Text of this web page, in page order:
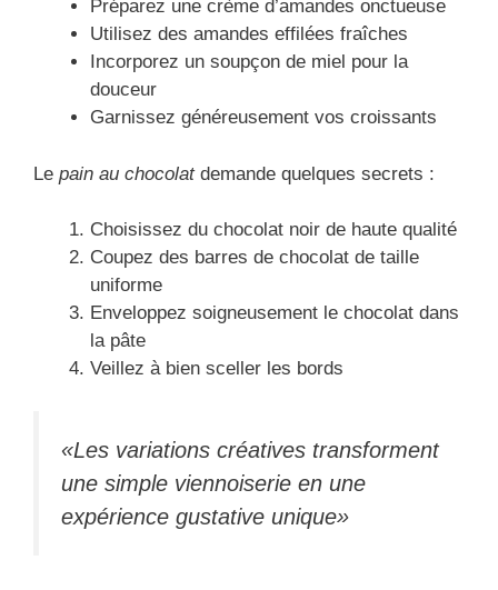
Préparez une crème d’amandes onctueuse
Utilisez des amandes effilées fraîches
Incorporez un soupçon de miel pour la
douceur
Garnissez généreusement vos croissants
Le pain au chocolatdemande quelques secrets :
Choisissez du chocolat noir de haute qualité
Coupez des barres de chocolat de taille
uniforme
Enveloppez soigneusement le chocolat dans
la pâte
Veillez à bien sceller les bords
«Les variations créatives transforment
une simple viennoiserie en une
expérience gustative unique»